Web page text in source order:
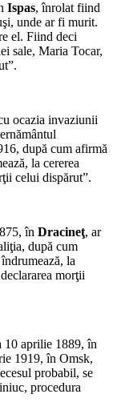
Ispas, înrolat fiind
unde ar fi murit.
el. Fiind deci
sale, Maria Tocar,
ocazia invaziunii
după cum afirmă
la cererea
celui dispărut”.
în Dracineţ, ar
după cum
la
morţii
10 aprilie 1889, în
1919, în Omsk,
probabil, se
procedura